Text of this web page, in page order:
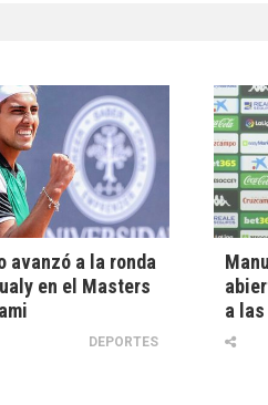
avanzó a la ronda
en el Masters
DEPORTES
a